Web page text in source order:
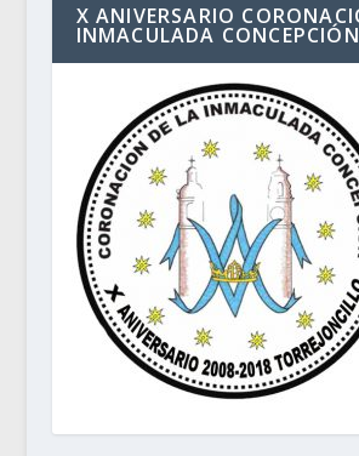
X ANIVERSARIO
INMACULADA CONCEPCIÓN